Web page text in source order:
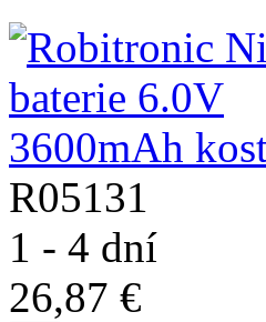
R05131
1 - 4 dní
26,87 €